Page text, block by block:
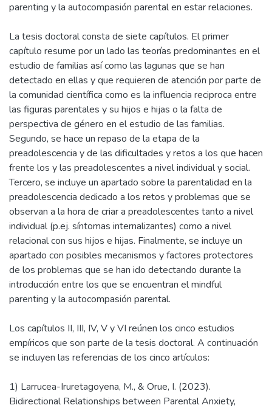
parenting y la autocompasión parental en estar relaciones.
La tesis doctoral consta de siete capítulos. El primer
capítulo resume por un lado las teorías predominantes en el
estudio de familias así como las lagunas que se han
detectado en ellas y que requieren de atención por parte de
la comunidad científica como es la influencia reciproca entre
las figuras parentales y su hijos e hijas o la falta de
perspectiva de género en el estudio de las familias.
Segundo, se hace un repaso de la etapa de la
preadolescencia y de las dificultades y retos a los que hacen
frente los y las preadolescentes a nivel individual y social.
Tercero, se incluye un apartado sobre la parentalidad en la
preadolescencia dedicado a los retos y problemas que se
observan a la hora de criar a preadolescentes tanto a nivel
individual (p.ej. síntomas internalizantes) como a nivel
relacional con sus hijos e hijas. Finalmente, se incluye un
apartado con posibles mecanismos y factores protectores
de los problemas que se han ido detectando durante la
introducción entre los que se encuentran el mindful
parenting y la autocompasión parental.
Los capítulos II, III, IV, V y VI reúnen los cinco estudios
empíricos que son parte de la tesis doctoral. A continuación
se incluyen las referencias de los cinco artículos:
1) Larrucea-Iruretagoyena, M., & Orue, I. (2023).
Bidirectional Relationships between Parental Anxiety,